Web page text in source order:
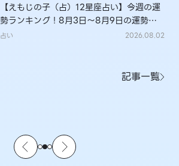
【えもじの子（占）12星座占い】今週の運
勢ランキング！8月3日～8月9日の運勢
は？
占い 2026.08.02
記事一覧